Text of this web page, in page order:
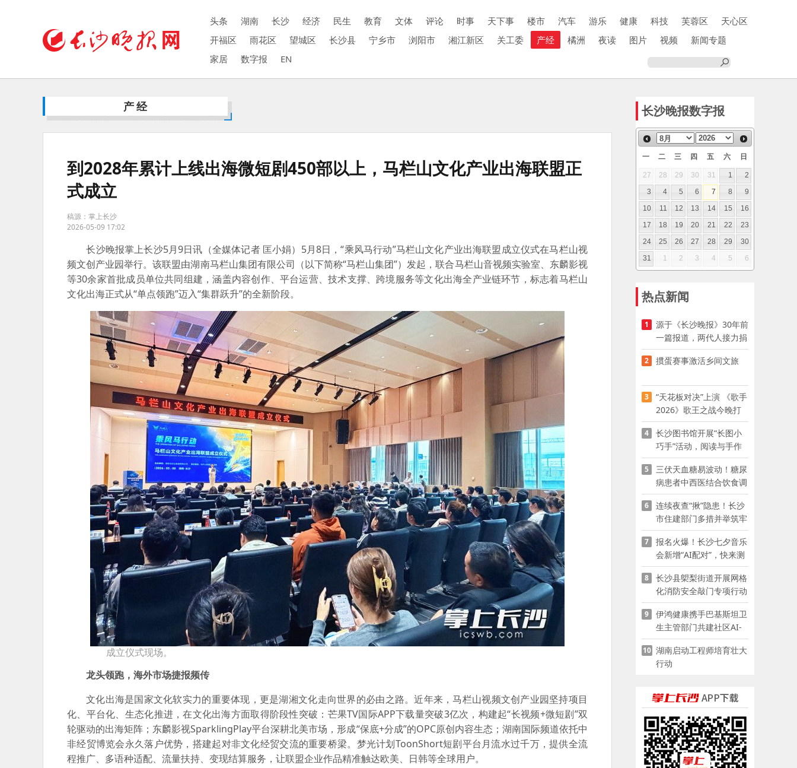
头条 湖南 长沙 经济 民生 教育 文体 评论 时事 天下事 楼市 汽车 游乐 健康 科技 芙蓉区
天心区
开福区
雨花区 望城区 长沙县 宁乡市 浏阳市 湘江新区 关工委 产经 橘洲 夜读 图片 视频
新闻专题
家居
数字报 EN
产经
到2028年累计上线出海微短剧450部以上，马栏山文化产业出海联盟正
式成立
稿源：掌上长沙
2026-05-09 17:02
长沙晚报掌上长沙5月9日讯 （全媒体记者 匡小娟）5月8日，“乘风马行动”马栏山文化产业出海联盟成立仪式在马栏山视
频文创产业园举行。该联盟由湖南马栏山集团有限公司（以下简称“马栏山集团”）发起，联合马栏山音视频实验室、东麟影视
等30余家首批成员单位共同组建，涵盖内容创作、平台运营、技术支撑、跨境服务等文化出海全产业链环节，标志着马栏山
文化出海正式从“单点领跑”迈入“集群跃升”的全新阶段。
成立仪式现场。
龙头领跑，海外市场捷报频传
文化出海是国家文化软实力的重要体现，更是湖湘文化走向世界的必由之路。近年来，马栏山视频文创产业园坚持项目
化、平台化、生态化推进，在文化出海方面取得阶段性突破： 芒果TV国际APP下载量突破3亿次，构建起“长视频+微短剧”双
轮驱动的出海矩阵；东麟影视SparklingPlay平台深耕北美市场，形成“保底+分成”的OPC原创内容生态；湖南国际频道依托中
非经贸博览会永久落户优势，搭建起对非文化经贸交流的重要桥梁。梦光计划ToonShort短剧平台月流水过千万，提供全流
程推广、多语种适配、流量扶持、变现结算服务，让联盟企业作品精准触达欧美、日韩等全球用户。
长沙晚报数字报
一 二 三 四 五 六 日
27 28 29 30 31 1
2
3
4 5 6 7 8
9
10
11 12 13 14 15
16
17
18 19 20 21 22
23
24
25 26 27 28 29
30
31
1 2 3 4 5 6
热点新闻
1
源于《长沙晚报》30年前
一篇报道，两代人接力捐
资助学
2 掼蛋赛事激活乡间文旅
3
“天花板对决”上演 《歌手
2026》歌王之战今晚打
响
4
长沙图书馆开展“长图小
巧手”活动，阅读与手作
赋能少儿暑期成长
5
三伏天血糖易波动！糖尿
病患者中西医结合饮食调
养指南
6
连续夜查“揪”隐患！长沙
市住建部门多措并举筑牢
夏季建筑施工安全防线
7
报名火爆！长沙七夕音乐
会新增“AI配对”，快来测
测你的七夕缘分
8
长沙县㮾梨街道开展网格
化消防安全敲门专项行动
9
伊鸿健康携手巴基斯坦卫
生主管部门共建社区AI-
POCT生态
10 湖南启动工程师培育壮大
行动